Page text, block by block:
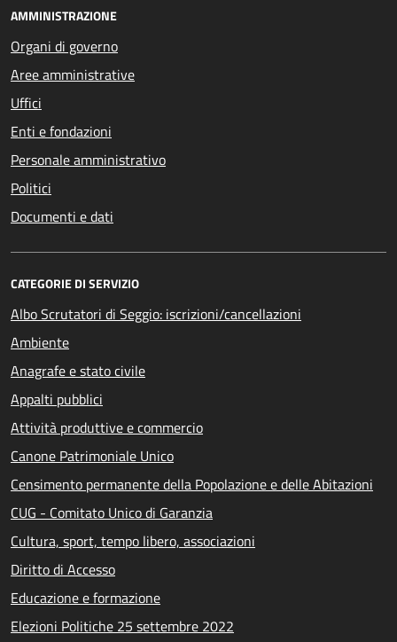
AMMINISTRAZIONE
Organi di governo
Aree amministrative
Uffici
Enti e fondazioni
Personale amministrativo
Politici
Documenti e dati
CATEGORIE DI SERVIZIO
Albo Scrutatori di Seggio: iscrizioni/cancellazioni
Ambiente
Anagrafe e stato civile
Appalti pubblici
Attività produttive e commercio
Canone Patrimoniale Unico
Censimento permanente della Popolazione e delle Abitazioni
CUG - Comitato Unico di Garanzia
Cultura, sport, tempo libero, associazioni
Diritto di Accesso
Educazione e formazione
Elezioni Politiche 25 settembre 2022